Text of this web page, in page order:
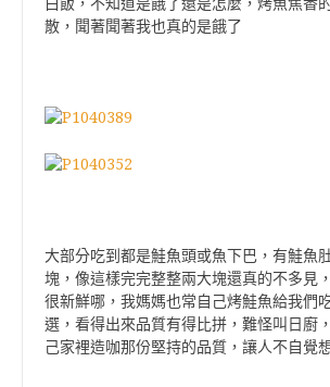
白飯，不知道是餓了還是怎麼，烤魚焦香
散，聞著聞著我也真的是餓了
大部分吃到都是鮭魚頭或魚下巴，有鮭魚
塊，像這樣完完整整兩大塊還真的不多見
很新鮮哪，我媽媽也常自己烤鮭魚給我們
選，看得出來品質有得比拼，難怪叫日廚
己家裡造咖那份堅持的品質，讓人不自覺